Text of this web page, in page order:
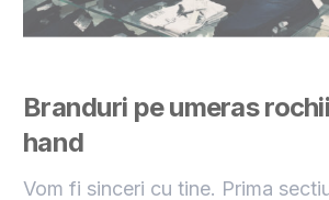
Branduri pe umeras
hand
Vom fi sinceri cu tine. Prima